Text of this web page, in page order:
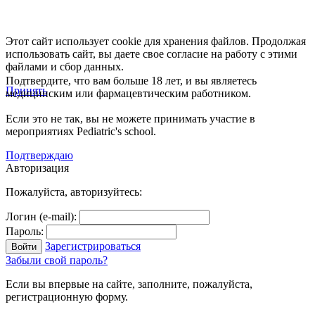
Этот сайт использует cookie для хранения файлов. Продолжая
использовать сайт, вы даете свое согласие на работу с этими
файлами и сбор данных.
Принять
Подтвердите, что вам больше 18 лет, и вы являетесь
медицинским или фармацевтическим работником.
Если это не так, вы не можете принимать участие в
мероприятиях Pediatric's school.
Подтверждаю
Авторизация
Пожалуйста, авторизуйтесь:
Логин (e-mail):
Пароль:
Зарегистрироваться
Забыли свой пароль?
Если вы впервые на сайте, заполните, пожалуйста,
регистрационную форму.